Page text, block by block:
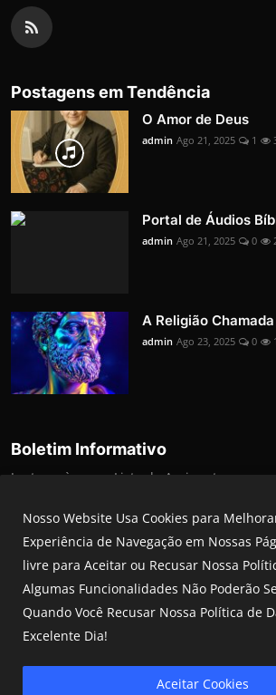
Postagens em Tendência
O Amor de Deus
admin Ago 21, 2025 1
Portal de Áudios
admin Ago 21, 2025 0
A Religião
admin Ago 23, 2025 0
Boletim Informativo
Junte-se à nossa Lista de Assinantes para
Notícias, Atualizações e Ofertas especiais
Caixa de Entrada
Política de
Nosso Website Usa Cookies para
Experiência de Navegação em Nossas
livre para Aceitar ou Recusar Nossa
Algumas Funcionalidades Não Poderão
Quando Você Recusar Nossa Política de
Excelente Dia!
Aceitar Cookies